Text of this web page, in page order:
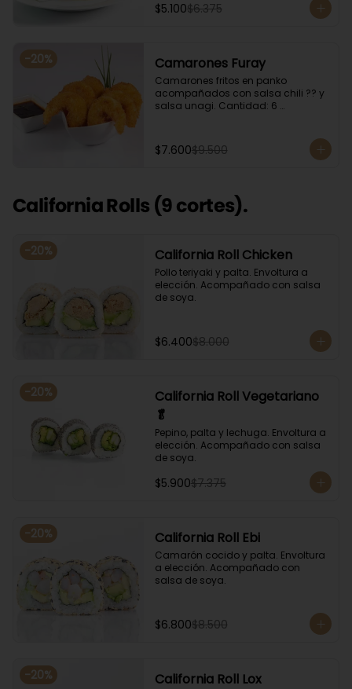
$5.100$6.375
-20% Camarones Furay
Camarones fritos en panko
acompañados con salsa chili ?? y
salsa unagi. Cantidad: 6
$7.600$9.500
California Rolls (9 cortes).
-20% California Roll Chicken
Pollo teriyaki y palta. Envoltura a
elección. Acompañado con salsa
de soya.
$6.400$8.000
-20%
California Roll Vegetariano
🥬
Pepino, palta y lechuga. Envoltura a
elección. Acompañado con salsa
de soya.
$5.900$7.375
-20% California Roll Ebi
Camarón cocido y palta. Envoltura
a elección. Acompañado con
salsa de soya.
$6.800$8.500
-20% California Roll Lox